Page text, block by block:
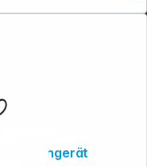
15 Akku-Rückensprühgerät